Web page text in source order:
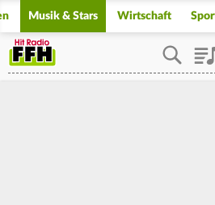
Musik & Stars Wirtschaft